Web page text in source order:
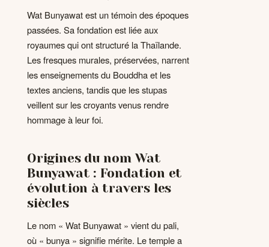
Wat Bunyawat est un témoin des époques
passées. Sa fondation est liée aux
royaumes qui ont structuré la Thaïlande.
Les fresques murales, préservées, narrent
les enseignements du Bouddha et les
textes anciens, tandis que les stupas
veillent sur les croyants venus rendre
hommage à leur foi.
Origines du nom Wat
Bunyawat : Fondation et
évolution à travers les
siècles
Le nom « Wat Bunyawat » vient du pali,
où « bunya » signifie mérite. Le temple a